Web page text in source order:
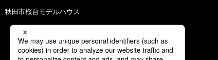
秋田市桜台モデルハウス
1 2 3 4 5